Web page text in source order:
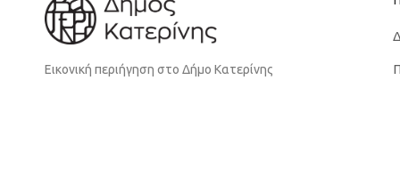
Εικονική περιήγηση στο Δήμο Κατερίνης